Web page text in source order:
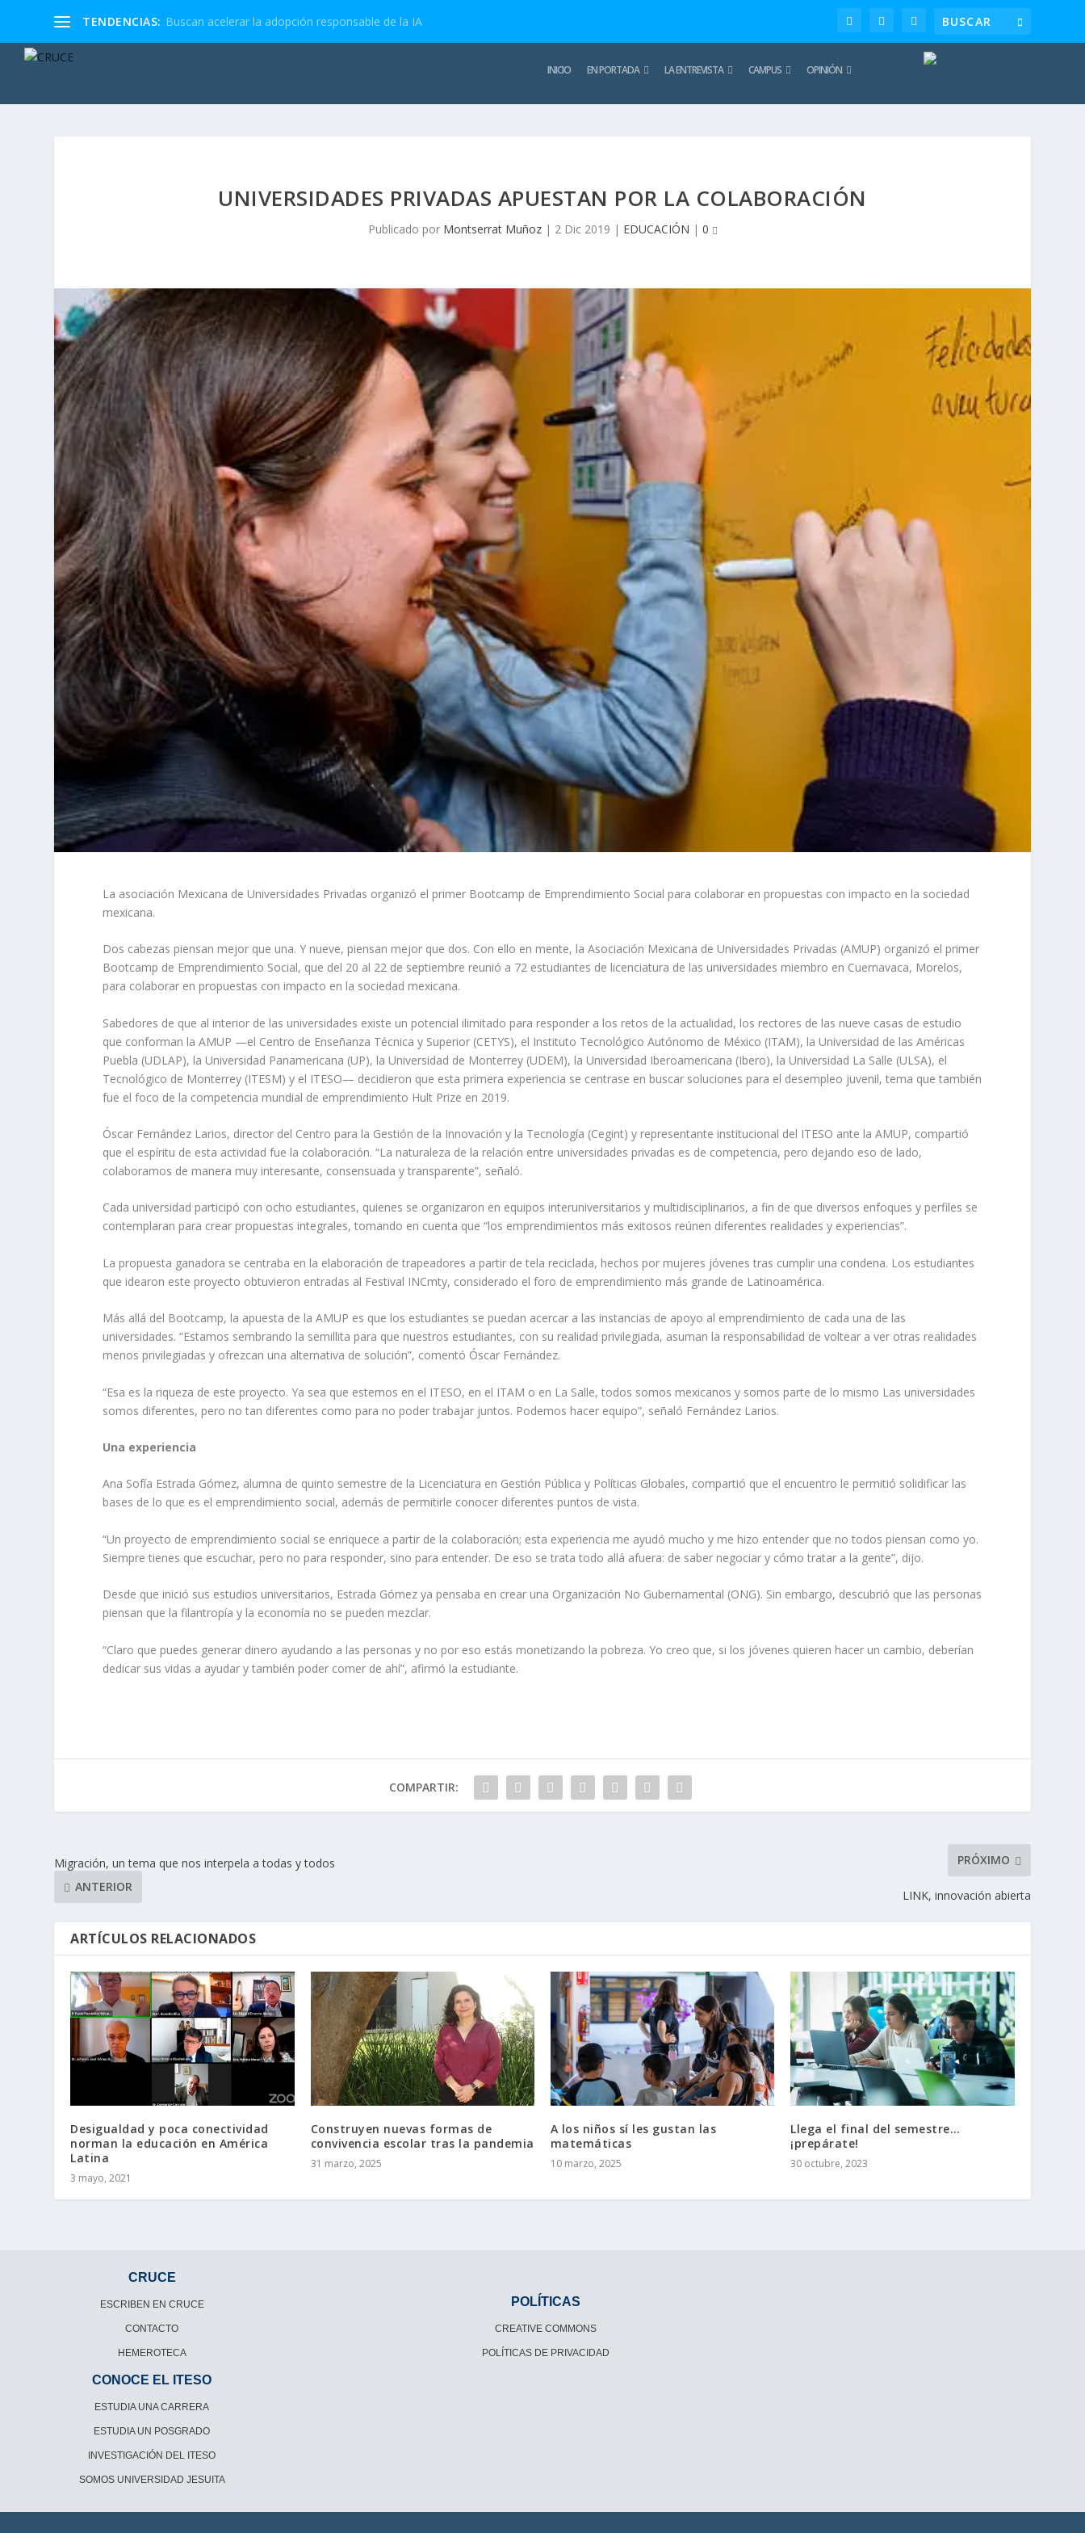
TENDENCIAS: Buscan acelerar la adopción responsable de la IA
INICIO EN PORTADA LA ENTREVISTA CAMPUS OPINIÓN
UNIVERSIDADES PRIVADAS APUESTAN POR LA COLABORACIÓN
Publicado por Montserrat Muñoz| 2 Dic 2019 | EDUCACIÓN | 0
La asociación Mexicana de Universidades Privadas organizó el primer Bootcamp de Emprendimiento Social para colaborar en propuestas con impacto en la sociedad
mexicana.
Dos cabezas piensan mejor que una. Y nueve, piensan mejor que dos. Con ello en mente, la Asociación Mexicana de Universidades Privadas (AMUP) organizó el primer
Bootcamp de Emprendimiento Social, que del 20 al 22 de septiembre reunió a 72 estudiantes de licenciatura de las universidades miembro en Cuernavaca, Morelos,
para colaborar en propuestas con impacto en la sociedad mexicana.
Sabedores de que al interior de las universidades existe un potencial ilimitado para responder a los retos de la actualidad, los rectores de las nueve casas de estudio
que conforman la AMUP —el Centro de Enseñanza Técnica y Superior (CETYS), el Instituto Tecnológico Autónomo de México (ITAM), la Universidad de las Américas
Puebla (UDLAP), la Universidad Panamericana (UP), la Universidad de Monterrey (UDEM), la Universidad Iberoamericana (Ibero), la Universidad La Salle (ULSA), el
Tecnológico de Monterrey (ITESM) y el ITESO— decidieron que esta primera experiencia se centrase en buscar soluciones para el desempleo juvenil, tema que también
fue el foco de la competencia mundial de emprendimiento Hult Prize en 2019.
Óscar Fernández Larios, director del Centro para la Gestión de la Innovación y la Tecnología (Cegint) y representante institucional del ITESO ante la AMUP, compartió
que el espíritu de esta actividad fue la colaboración. “La naturaleza de la relación entre universidades privadas es de competencia, pero dejando eso de lado,
colaboramos de manera muy interesante, consensuada y transparente”, señaló.
Cada universidad participó con ocho estudiantes, quienes se organizaron en equipos interuniversitarios y multidisciplinarios, a fin de que diversos enfoques y perfiles se
contemplaran para crear propuestas integrales, tomando en cuenta que “los emprendimientos más exitosos reúnen diferentes realidades y experiencias”.
La propuesta ganadora se centraba en la elaboración de trapeadores a partir de tela reciclada, hechos por mujeres jóvenes tras cumplir una condena. Los estudiantes
que idearon este proyecto obtuvieron entradas al Festival INCmty, considerado el foro de emprendimiento más grande de Latinoamérica.
Más allá del Bootcamp, la apuesta de la AMUP es que los estudiantes se puedan acercar a las instancias de apoyo al emprendimiento de cada una de las
universidades. “Estamos sembrando la semillita para que nuestros estudiantes, con su realidad privilegiada, asuman la responsabilidad de voltear a ver otras realidades
menos privilegiadas y ofrezcan una alternativa de solución”, comentó Óscar Fernández.
“Esa es la riqueza de este proyecto. Ya sea que estemos en el ITESO, en el ITAM o en La Salle, todos somos mexicanos y somos parte de lo mismo Las universidades
somos diferentes, pero no tan diferentes como para no poder trabajar juntos. Podemos hacer equipo”, señaló Fernández Larios.
Una experiencia
Ana Sofía Estrada Gómez, alumna de quinto semestre de la Licenciatura en Gestión Pública y Políticas Globales, compartió que el encuentro le permitió solidificar las
bases de lo que es el emprendimiento social, además de permitirle conocer diferentes puntos de vista.
“Un proyecto de emprendimiento social se enriquece a partir de la colaboración; esta experiencia me ayudó mucho y me hizo entender que no todos piensan como yo.
Siempre tienes que escuchar, pero no para responder, sino para entender. De eso se trata todo allá afuera: de saber negociar y cómo tratar a la gente”, dijo.
Desde que inició sus estudios universitarios, Estrada Gómez ya pensaba en crear una Organización No Gubernamental (ONG). Sin embargo, descubrió que las personas
piensan que la filantropía y la economía no se pueden mezclar.
“Claro que puedes generar dinero ayudando a las personas y no por eso estás monetizando la pobreza. Yo creo que, si los jóvenes quieren hacer un cambio, deberían
dedicar sus vidas a ayudar y también poder comer de ahí”, afirmó la estudiante.
COMPARTIR:
Migración, un tema que nos interpela a todas y todos
ANTERIOR
PRÓXIMO
LINK, innovación abierta
ARTÍCULOS RELACIONADOS
Desigualdad y poca conectividad
norman la educación en América
Latina
3 mayo, 2021
Construyen nuevas formas de
convivencia escolar tras la pandemia
31 marzo, 2025
A los niños sí les gustan las
matemáticas
10 marzo, 2025
Llega el final del semestre…
¡prepárate!
30 octubre, 2023
CRUCE
ESCRIBEN EN CRUCE
CONTACTO
HEMEROTECA
POLÍTICAS
CREATIVE COMMONS
POLÍTICAS DE PRIVACIDAD
CONOCE EL ITESO
ESTUDIA UNA CARRERA
ESTUDIA UN POSGRADO
INVESTIGACIÓN DEL ITESO
SOMOS UNIVERSIDAD JESUITA